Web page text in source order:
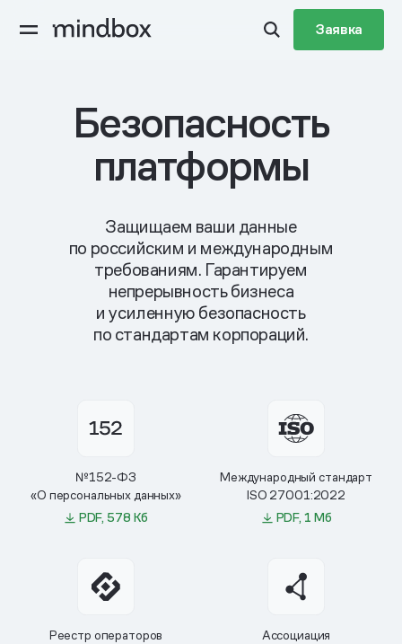
Заявка
Безопасность
платформы
Защищаем ваши данные
по российским и международным
требованиям. Гарантируем
непрерывность бизнеса
и усиленную безопасность
по стандартам корпораций.
№152-ФЗ
«О персональных данных»
PDF, 578 Кб
Международный стандарт
ISO 27001:2022
PDF, 1 Мб
Реестр операторов
Ассоциация